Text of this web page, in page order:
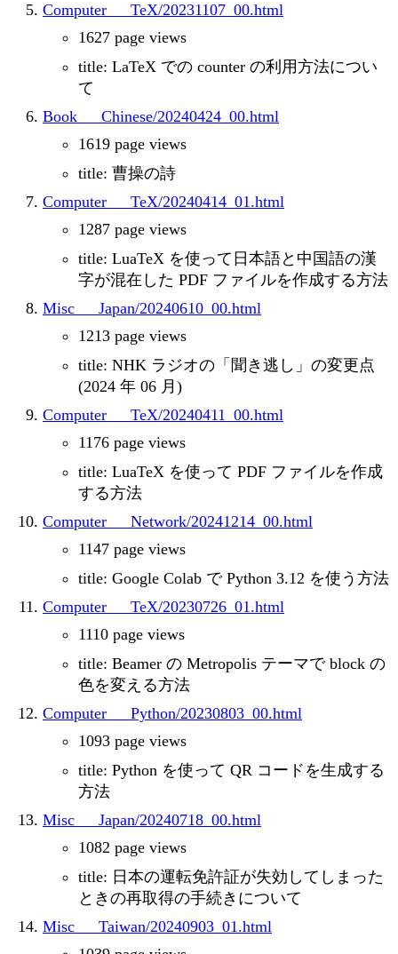
Computer___TeX/20231107_00.html
1627 page views
title: LaTeX での counter の利用方法につい
て
Book___Chinese/20240424_00.html
1619 page views
title: 曹操の詩
Computer___TeX/20240414_01.html
1287 page views
title: LuaTeX を使って日本語と中国語の漢
字が混在した PDF ファイルを作成する方法
Misc___Japan/20240610_00.html
1213 page views
title: NHK ラジオの「聞き逃し」の変更点
(2024 年 06 月)
Computer___TeX/20240411_00.html
1176 page views
title: LuaTeX を使って PDF ファイルを作成
する方法
Computer___Network/20241214_00.html
1147 page views
title: Google Colab で Python 3.12 を使う方法
Computer___TeX/20230726_01.html
1110 page views
title: Beamer の Metropolis テーマで block の
色を変える方法
Computer___Python/20230803_00.html
1093 page views
title: Python を使って QR コードを生成する
方法
Misc___Japan/20240718_00.html
1082 page views
title: 日本の運転免許証が失効してしまった
ときの再取得の手続きについて
Misc___Taiwan/20240903_01.html